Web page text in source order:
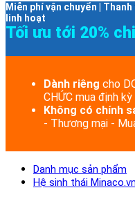
Miễn phí vận chuyển |
linh hoạt
Tối ưu tới 20%
Dành riêng cho
CHỨC mua định kỳ
Không có chính
- Thương mại -
Danh mục sản phẩm
Hệ sinh thái Minaco.vn